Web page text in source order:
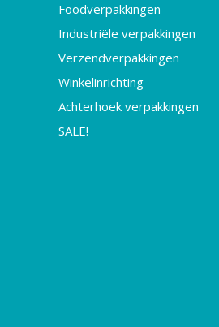
Foodverpakkingen
Industriële verpakkingen
Verzendverpakkingen
Winkelinrichting
Achterhoek verpakkingen
SALE!